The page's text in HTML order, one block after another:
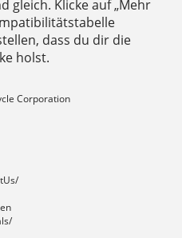
gleich. Klicke auf „Mehr
dass du dir die
holst.
Corporation